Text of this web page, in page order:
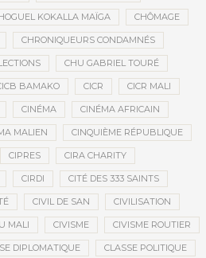
KOKALLA MAÏGA CHÔMAGE
CHRONIQUEURS CONDAMNÉS
CHU GABRIEL TOURÉ
BAMAKO CICR CICR MALI
CINÉMA CINÉMA AFRICAIN
MALIEN CINQUIÈME RÉPUBLIQUE
CIPRES CIRA CHARITY
CIRDI CITÉ DES 333 SAINTS
CIVIL DE SAN CIVILISATION
MALI CIVISME CIVISME ROUTIER
DIPLOMATIQUE CLASSE POLITIQUE